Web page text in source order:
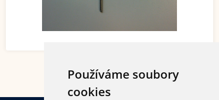
Používáme soubory
cookies